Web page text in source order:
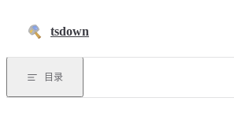
tsdown
目录